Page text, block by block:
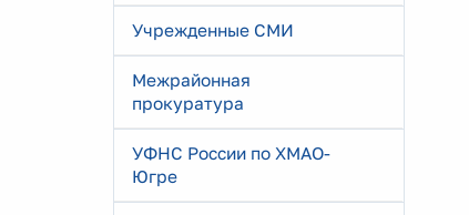
Учрежденные СМИ
Межрайонная
прокуратура
УФНС России по ХМАО-
Югре